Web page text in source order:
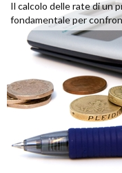
Il calcolo delle rate di un
fondamentale per